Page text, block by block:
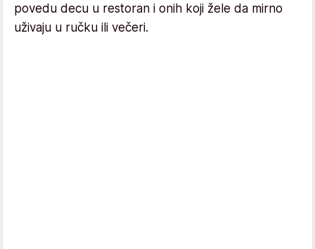
povedu decu u restoran i onih koji žele da mirno
uživaju u ručku ili večeri.